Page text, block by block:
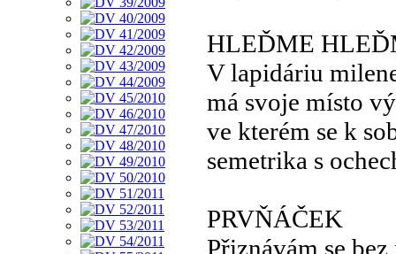
HLEĎME
V lapidáriu
má svoje místo
ve kterém se k
semetrika s
PRVŇÁČEK
Přiznávám se